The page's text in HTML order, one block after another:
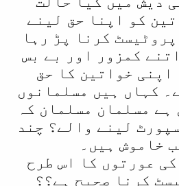
کو اپنا حق لینے
کرنا پڑ رہا
کمزور اور بے بس
اپنی خواتین کا حق
کہاں ہیں مسلمانوں
مسلمان مسلمان کہ
لینے والے؟ چند
خاموش ہیں۔
کی عورتوں کا اس طرح
کرنا صحیح ہے؟؟